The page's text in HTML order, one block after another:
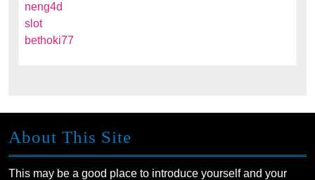
neng4d
slot
bethoki77
About This Site
This may be a good place to introduce yourself and your